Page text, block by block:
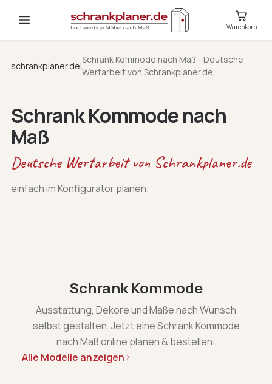
Warenkorb
schrankplaner.de|
Schrank Kommode nach Maß - Deutsche
Wertarbeit von Schrankplaner.de
Schrank Kommode nach
Maß
Deutsche Wertarbeit von Schrankplaner.de
einfach im Konfigurator planen.
Schrank Kommode
Ausstattung, Dekore und Maße nach Wunsch
selbst gestalten. Jetzt eine Schrank Kommode
nach Maß online planen & bestellen:
Alle Modelle anzeigen